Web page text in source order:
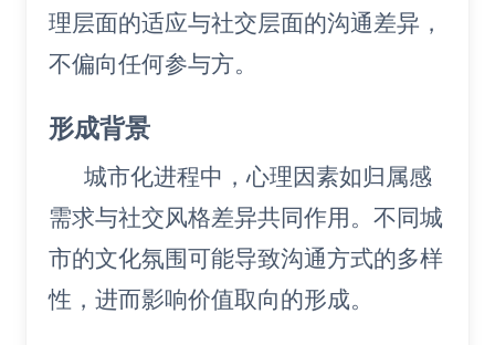
理层面的适应与社交层面的沟通差异，
不偏向任何参与方。
形成背景
城市化进程中，心理因素如归属感
需求与社交风格差异共同作用。不同城
市的文化氛围可能导致沟通方式的多样
性，进而影响价值取向的形成。